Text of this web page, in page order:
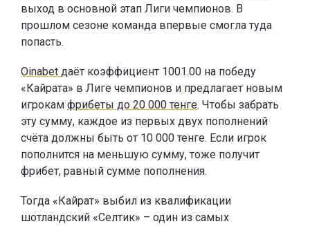
выход в основной этап Лиги чемпионов. В
прошлом сезоне команда впервые смогла туда
попасть.
Oinabet даёт коэффициент 1001.00 на победу
«Кайрата» в Лиге чемпионов и предлагает новым
игрокам фрибеты до 20 000 тенге. Чтобы забрать
эту сумму, каждое из первых двух пополнений
счёта должны быть от 10 000 тенге. Если игрок
пополнится на меньшую сумму, тоже получит
фрибет, равный сумме пополнения.
Тогда «Кайрат» выбил из квалификации
шотландский «Селтик» – один из самых